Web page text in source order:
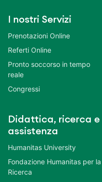
I nostri Servizi
Prenotazioni Online
Referti Online
Pronto soccorso in tempo
reale
Congressi
Didattica, ricerca e
assistenza
Humanitas University
Fondazione Humanitas per la
Ricerca